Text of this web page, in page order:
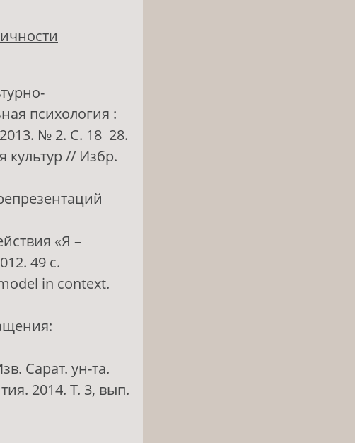
психология :
№ 2. С. 18‒28.
// Избр.
«Я –
49 с.
in context.
Сарат. ун-та.
2014. Т. 3, вып.